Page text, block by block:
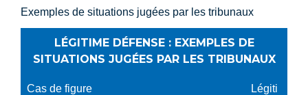
Exemples de situations jugées par les tribunaux
LÉGITIME DÉFENSE : EXEMPLES DE
SITUATIONS JUGÉES PAR LES TRIBUNAUX
Cas de figure
Légiti